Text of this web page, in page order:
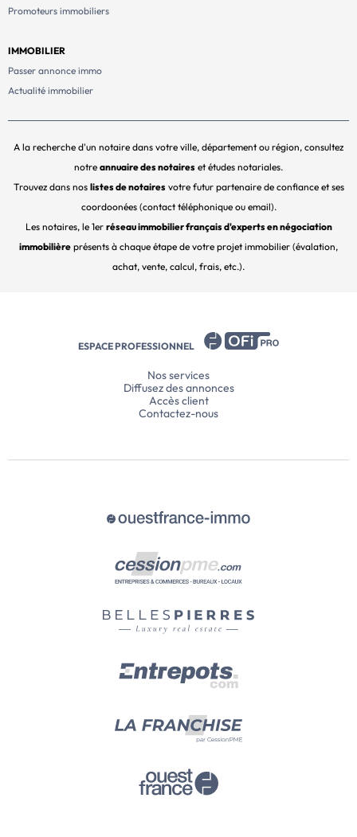
Promoteurs immobiliers
IMMOBILIER
Passer annonce immo
Actualité immobilier
A la recherche d'un notaire dans votre ville, département ou région, consultez
notre annuaire des notaires et études notariales.
Trouvez dans nos listes de notaires votre futur partenaire de confiance et ses
coordoonées (contact téléphonique ou email).
Les notaires, le 1er réseau immobilier français d'experts en négociation
immobilière présents à chaque étape de votre projet immobilier (évalation,
achat, vente, calcul, frais, etc.).
ESPACE PROFESSIONNEL
Nos services
Diffusez des annonces
Accès client
Contactez-nous